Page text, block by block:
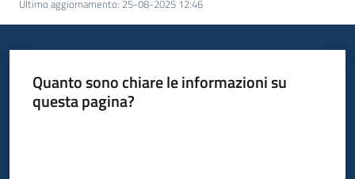
Servizi
Atti
Bandi
Ultimo aggiornamento: 25-08-2025 12:46
Quanto sono chiare le informazioni su
questa pagina?